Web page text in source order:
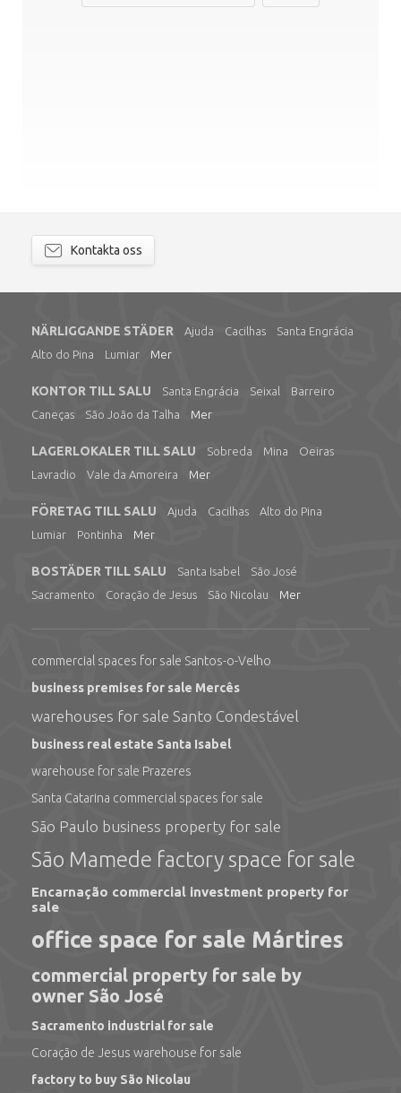
Kontakta oss
NÄRLIGGANDE STÄDER Ajuda Cacilhas
Santa Engrácia
Alto do Pina
Lumiar Mer
KONTOR TILL SALU Santa Engrácia Seixal
Barreiro
Caneças
São João da Talha Mer
LAGERLOKALER TILL SALU Sobreda Mina
Oeiras
Lavradio
Vale da Amoreira Mer
FÖRETAG TILL SALU Ajuda Cacilhas
Alto do Pina
Lumiar
Pontinha Mer
BOSTÄDER TILL SALU Santa Isabel
São José
Sacramento
Coração de Jesus São Nicolau Mer
commercial spaces for sale Santos-o-Velho
business premises for sale Mercês
warehouses for sale Santo Condestável
business real estate Santa Isabel
warehouse for sale Prazeres
Santa Catarina commercial spaces for sale
São Paulo business property for sale
São Mamede factory space for sale
Encarnação commercial investment property for
sale
office space for sale Mártires
commercial property for sale by
owner São José
Sacramento industrial for sale
Coração de Jesus warehouse for sale
factory to buy São Nicolau